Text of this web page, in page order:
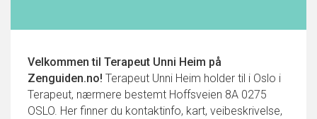
Velkommen til Terapeut Unni Heim på
Zenguiden.no! Terapeut Unni Heim holder til i Oslo i
Terapeut, nærmere bestemt Hoffsveien 8A 0275
OSLO. Her finner du kontaktinfo, kart, veibeskrivelse,